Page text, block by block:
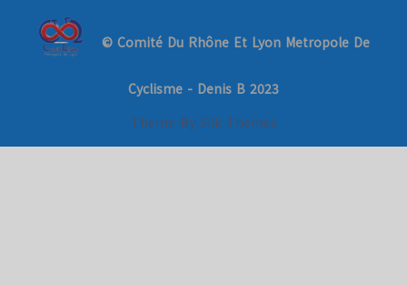
© Comité Du Rhône Et Lyon Metropole De
Cyclisme - Denis B 2023
Theme By Silk Themes